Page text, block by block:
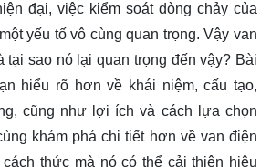
đại, việc kiểm soát dòng chảy của
yếu tố vô cùng quan trọng. Vậy van
tại sao nó lại quan trọng đến vậy? Bài
hiểu rõ hơn về khái niệm, cấu tạo,
cũng như lợi ích và cách lựa chọn
khám phá chi tiết hơn về van điện
thức mà nó có thể cải thiện hiệu